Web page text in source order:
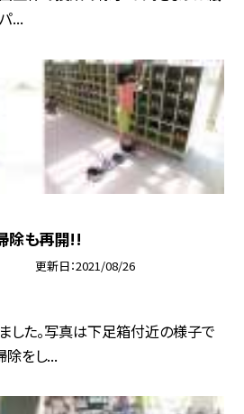
...
除も再開!!
更新日 2021/08/26
した。写真は下足箱付近の様子で
除をし...